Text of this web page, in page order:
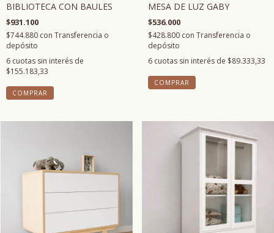
BIBLIOTECA CON BAULES
$931.100
$744.880 con Transferencia o
depósito
6 cuotas sin interés de
$155.183,33
COMPRAR
MESA DE LUZ GABY
$536.000
$428.800 con Transferencia o
depósito
6 cuotas sin interés de $89.333,33